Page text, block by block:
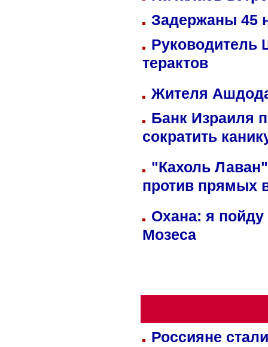
Задержаны 45
Руководитель
терактов
Жителя
Банк Израиля
сократить
"Кахоль
против прямых
Охана: я пойду
Мозеса
Россияне